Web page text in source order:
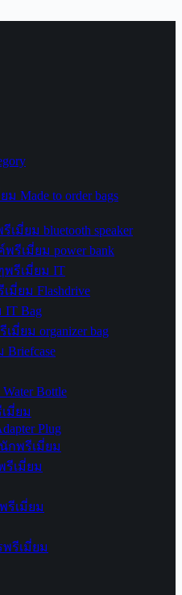
Made to order bags
มี่ยม bluetooth speaker
รีเมี่ยม power bank
รีเมี่ยม IT
มี่ยม Flashdrive
IT Bag
มี่ยม organizer bag
Bottle
มี่ยม
Plug
กพรีเมี่ยม
เมี่ยม
รีเมี่ยม
รีเมี่ยม